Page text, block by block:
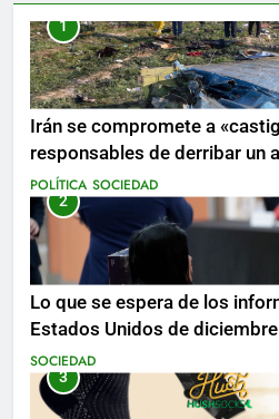
1
Irán se compromete a
responsables de derribar un
mientras se realizan arrestos
POLÍTICA SOCIEDAD
2
Lo que se espera de los
Estados Unidos de diciembre
SOCIEDAD
3